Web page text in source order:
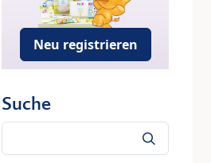
Neu registrieren
Suche